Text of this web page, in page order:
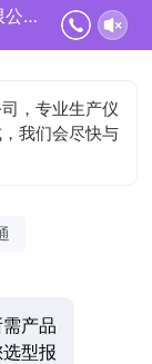
安徽省锐凌计量器制造有限公司正在为您服务
，专业生产仪
我们会尽快与
产品
型报